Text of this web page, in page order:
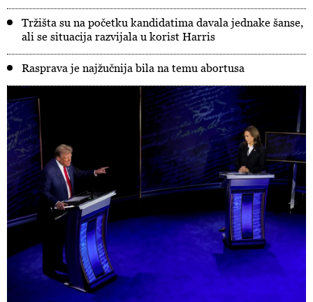
Tržišta su na početku kandidatima davala jednake šanse,
ali se situacija razvijala u korist Harris
Rasprava je najžučnija bila na temu abortusa